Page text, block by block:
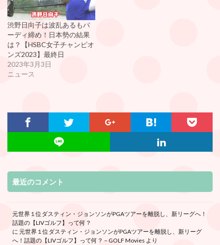
渋野日向子は波乱あるもバ
ーディ締め！日本勢の結果
は？【HSBC女子チャンピオ
ンズ2023】最終日
2023年3月3日
ニュース
最近のコメント
元世界１位ダスティン・ジョンソンがPGAツアーを離脱し、新リーグへ！
話題の【LIVゴルフ】って何？
に 元世界１位ダスティン・ジョンソンがPGAツアーを離脱し、新リーグ
へ！話題の【LIVゴルフ】って何？ – GOLF Movies より